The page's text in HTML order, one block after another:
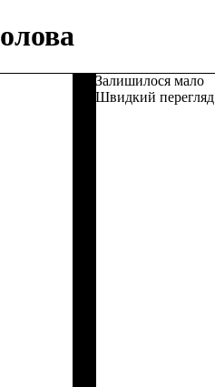
Залишилося мало
Швидкий перегляд